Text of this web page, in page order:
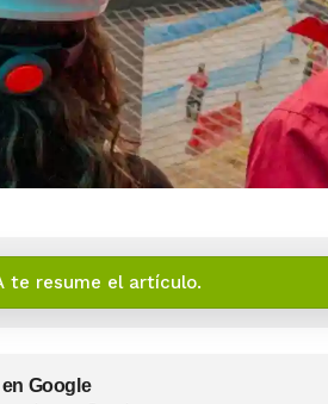
te resume el artículo.
Google